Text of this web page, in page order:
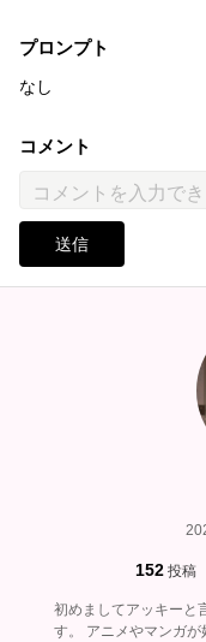
プロンプト
なし
コメント
送信
152 投稿
初めましてアッキーと
す。 アニメやマンガ